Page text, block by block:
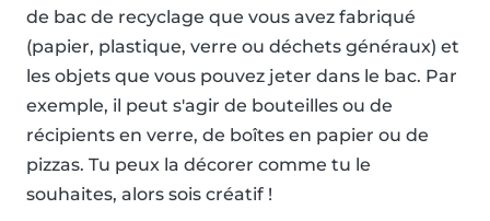
de bac de recyclage que vous avez fabriqué
(papier, plastique, verre ou déchets généraux) et
les objets que vous pouvez jeter dans le bac. Par
exemple, il peut s'agir de bouteilles ou de
récipients en verre, de boîtes en papier ou de
pizzas. Tu peux la décorer comme tu le
souhaites, alors sois créatif !